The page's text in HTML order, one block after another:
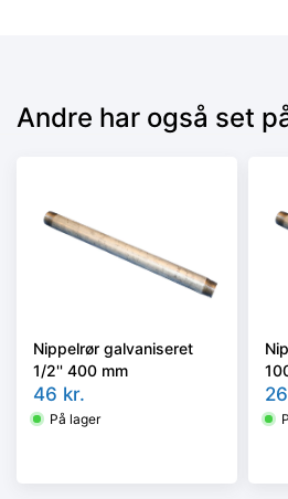
Andre har også set
Nippelrør galvaniseret
1/2'' 400 mm
46 kr.
På lager